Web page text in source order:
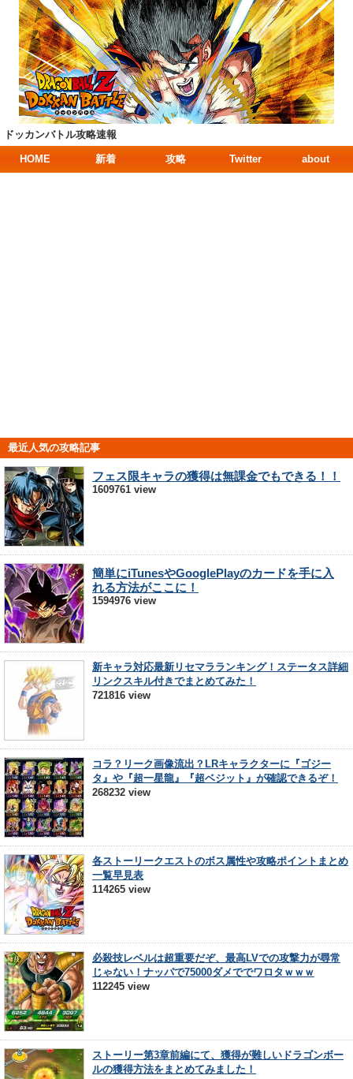
ドッカンバトル攻略速報
HOME 新着 攻略 Twitter about
最近人気の攻略記事
フェス限キャラの獲得は無課金でもできる！！
1609761 view
簡単にiTunesやGooglePlayのカードを手に入
れる方法がここに！
1594976 view
新キャラ対応最新リセマラランキング！ステータス詳細
リンクスキル付きでまとめてみた！
721816 view
コラ？リーク画像流出？LRキャラクターに『ゴジー
タ』や『超一星龍』『超ベジット』が確認できるぞ！
268232 view
各ストーリークエストのボス属性や攻略ポイントまとめ
一覧早見表
114265 view
必殺技レベルは超重要だぞ、最高LVでの攻撃力が尋常
じゃない！ナッパで75000ダメででワロタｗｗｗ
112245 view
ストーリー第3章前編にて、獲得が難しいドラゴンボー
ルの獲得方法をまとめてみました！